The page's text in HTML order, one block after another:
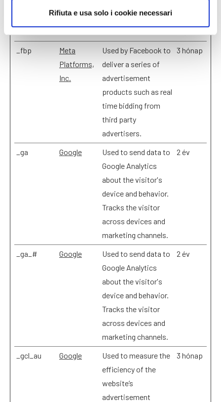
Rifiuta e usa solo i cookie necessari
SzolgáltatóCél
_fbp
Meta
Platforms,
Inc.
Used by Facebook to
deliver a series of
advertisement
products such as real
time bidding from
third party
advertisers.
3 hónap
_ga Google
Used to send data to
Google Analytics
about the visitor's
device and behavior.
Tracks the visitor
across devices and
marketing channels.
2 év
_ga_# Google
Used to send data to
Google Analytics
about the visitor's
device and behavior.
Tracks the visitor
across devices and
marketing channels.
2 év
_gcl_au Google
Used to measure the
efficiency of the
website’s
advertisement
3 hónap